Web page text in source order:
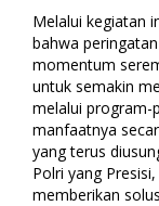
Melalui kegiatan
bahwa
momentum
untuk semakin
melalui program-
manfaatnya
yang terus
Polri yang
memberikan